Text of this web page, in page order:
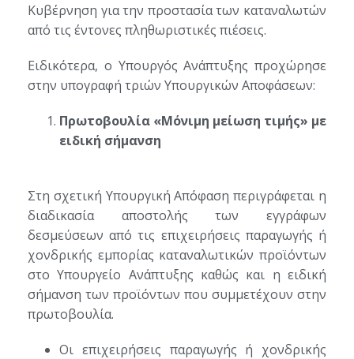
Κυβέρνηση για την προστασία των καταναλωτών
από τις έντονες πληθωριστικές πιέσεις.
Ειδικότερα, ο Υπουργός Ανάπτυξης προχώρησε
στην υπογραφή τριών Υπουργικών Αποφάσεων:
Πρωτοβουλία «Μόνιμη μείωση τιμής» με
ειδική σήμανση
Στη σχετική Υπουργική Απόφαση περιγράφεται η
διαδικασία αποστολής των εγγράφων
δεσμεύσεων από τις επιχειρήσεις παραγωγής ή
χονδρικής εμπορίας καταναλωτικών προϊόντων
στο Υπουργείο Ανάπτυξης καθώς και η ειδική
σήμανση των προϊόντων που συμμετέχουν στην
πρωτοβουλία.
Οι επιχειρήσεις παραγωγής ή χονδρικής